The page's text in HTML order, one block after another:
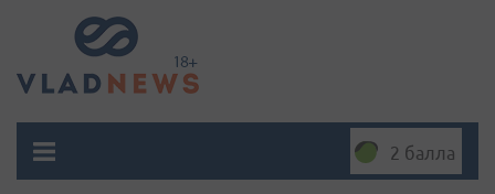
2 балла